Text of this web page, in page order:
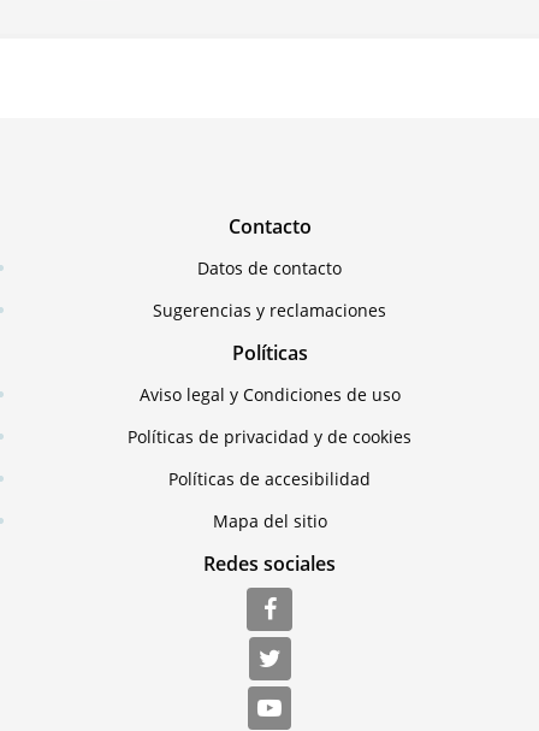
Contacto
Datos de contacto
Sugerencias y reclamaciones
Políticas
Aviso legal y Condiciones de uso
Políticas de privacidad y de cookies
Políticas de accesibilidad
Mapa del sitio
Redes sociales